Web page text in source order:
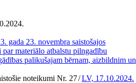
gada 23. novembra saistošajos
materiālo atbalstu pilngadību
palikušajam bērnam, aizbildnim un
noteikumi Nr. 27/LV, 17.10.2024.